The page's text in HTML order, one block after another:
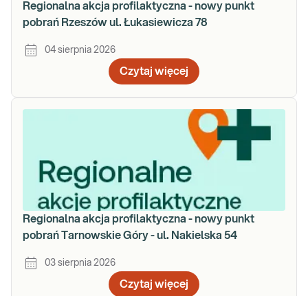
Regionalna akcja profilaktyczna - nowy punkt
pobrań Rzeszów ul. Łukasiewicza 78
04 sierpnia 2026
Czytaj więcej
Regionalna akcja profilaktyczna - nowy punkt
pobrań Tarnowskie Góry - ul. Nakielska 54
03 sierpnia 2026
Czytaj więcej